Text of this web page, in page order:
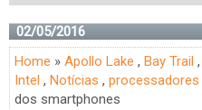
02/05/2016
Home » Apollo Lake , Bay Trail ,
Intel , Notícias , processadores
dos smartphones